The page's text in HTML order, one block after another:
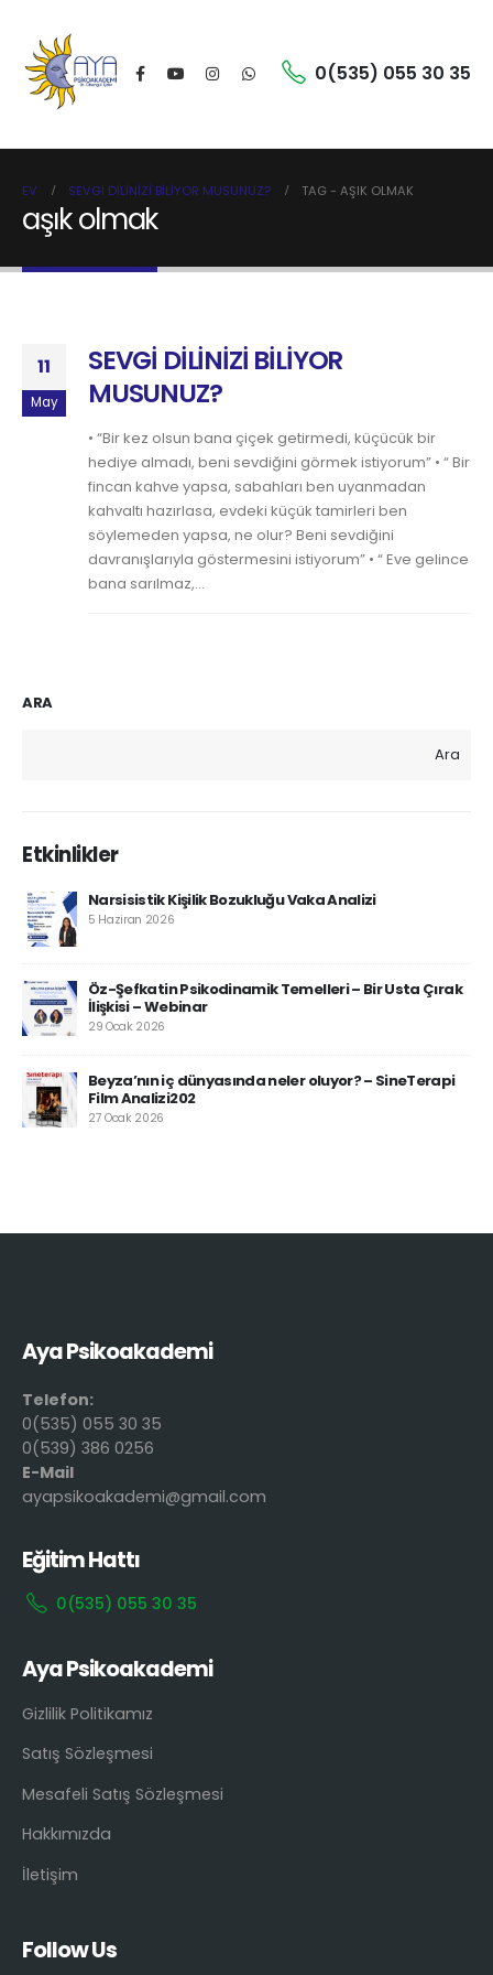
0(535) 055 30 35
EV SEVGİ DİLİNİZİ BİLİYOR MUSUNUZ? TAG - AŞIK OLMAK
aşık olmak
11
May
SEVGİ DİLİNİZİ BİLİYOR
MUSUNUZ?
• “Bir kez olsun bana çiçek getirmedi, küçücük bir
hediye almadı, beni sevdiğini görmek istiyorum” • “ Bir
fincan kahve yapsa, sabahları ben uyanmadan
kahvaltı hazırlasa, evdeki küçük tamirleri ben
söylemeden yapsa, ne olur? Beni sevdiğini
davranışlarıyla göstermesini istiyorum” • “ Eve gelince
bana sarılmaz,...
ARA
Ara
Etkinlikler
Narsisistik Kişilik Bozukluğu Vaka Analizi
5 Haziran 2026
Öz-Şefkatin Psikodinamik Temelleri – Bir Usta Çırak
İlişkisi – Webinar
29 Ocak 2026
Beyza’nın iç dünyasında neler oluyor? – SineTerapi
Film Analizi202
27 Ocak 2026
Aya Psikoakademi
Telefon:
0(535) 055 30 35
0(539) 386 0256
E-Mail
ayapsikoakademi@gmail.com
Eğitim Hattı
0(535) 055 30 35
Aya Psikoakademi
Gizlilik Politikamız
Satış Sözleşmesi
Mesafeli Satış Sözleşmesi
Hakkımızda
İletişim
Follow Us